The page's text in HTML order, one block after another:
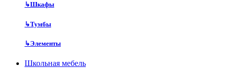
↳Шкафы
↳Тумбы
↳Элементы
Школьная мебель